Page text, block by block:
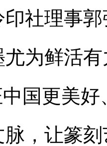
社理事
尤为鲜活
国更美
，让篆